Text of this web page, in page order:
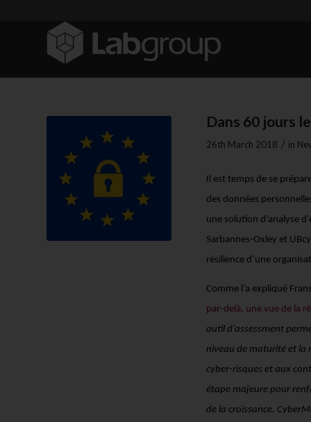
Dans 60 jours
26th March 2018 / in
Il est temps de se
des données
une solution d’analyse
Sarbannes-Oxley et
résilience d’une
Comme l’a expliqué
par-delà, une vue de la
outil d’assessment
niveau de maturité et la
cyber-risques et aux
étape majeure pour
de la croissance.